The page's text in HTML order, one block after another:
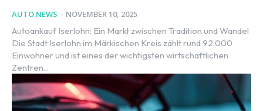
AUTO NEWS - NOVEMBER 10, 2025
Autoankauf Iserlohn: Ein Markt zwischen Tradition und Wandel
Die Stadt Iserlohn im Märkischen Kreis zählt rund 92.000
Einwohner und ist eines der wichtigsten wirtschaftlichen
Zentren...